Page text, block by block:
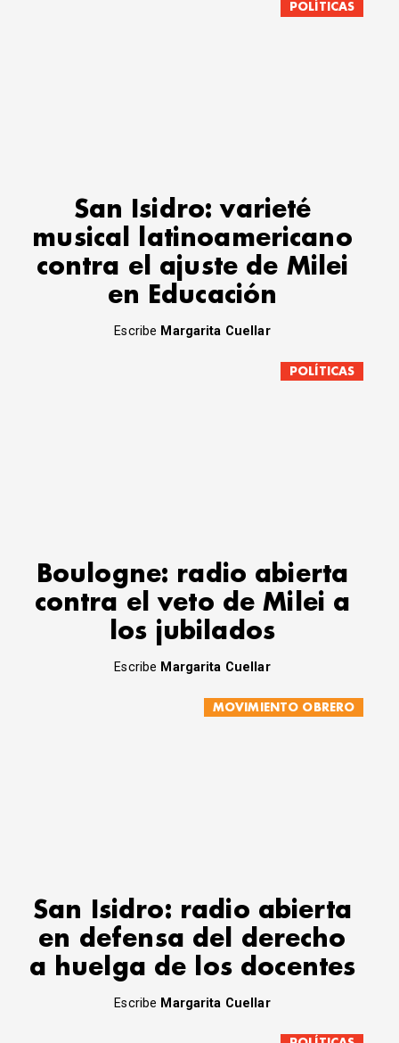
POLÍTICAS
San Isidro: varieté
musical latinoamericano
contra el ajuste de Milei
en Educación
Escribe Margarita Cuellar
POLÍTICAS
Boulogne: radio abierta
contra el veto de Milei a
los jubilados
Escribe Margarita Cuellar
MOVIMIENTO OBRERO
San Isidro: radio abierta
en defensa del derecho
a huelga de los docentes
Escribe Margarita Cuellar